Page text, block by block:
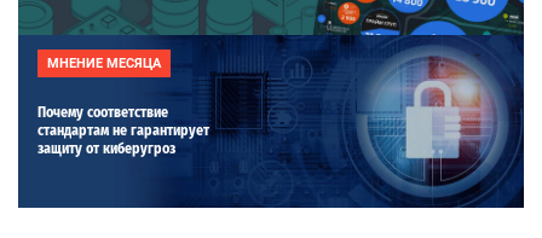
МНЕНИЕ МЕСЯЦА
Почему соответствие
стандартам не гарантирует
защиту от киберугроз